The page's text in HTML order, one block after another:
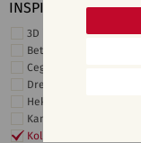
INSPIRACJE
3D i struktury
Beton
Cegiełki
Drewno
Heksagonalne
Kamień
Kolor